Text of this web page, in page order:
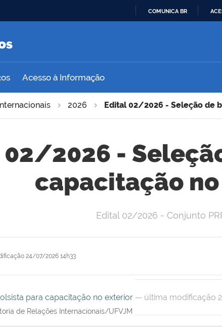
COMUNICA BR
Acesso à Informação
2026 Edital 02/2026 - Seleção de
2026 -
capacitação
24/07/2026 14h33
Edital 02/2026 - Conjunto
para capacitação no exterior — última modificação
de Relações Internacionais/UFVJM